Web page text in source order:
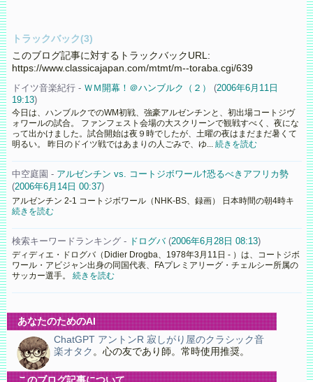
トラックバック(3)
このブログ記事に対するトラックバックURL:
https://www.classicajapan.com/mtmt/m--toraba.cgi/639
ドイツ音楽紀行 - ＷＭ開幕！＠ハンブルク（２） (2006年6月11日
19:13)
今日は、ハンブルクでのWM初戦、強豪アルゼンチンと、初出場コートジヴ
ォワールの試合。 ファンフェスト会場の大スクリーンで観戦すべく、夜にな
って出かけました。試合開始は夜９時でしたが、土曜の夜はまだまだ暑くて
明るい。 昨日のドイツ戦ではあまりの人ごみで、ゆ... 続きを読む
中空庭園 - アルゼンチン vs. コートジボワール†恐るべきアフリカ勢
(2006年6月14日 00:37)
アルゼンチン 2-1 コートジボワール（NHK-BS、録画） 日本時間の朝4時キ
続きを読む
検索キーワードランキング - ドログバ(2006年6月28日 08:13)
ディディエ・ドログバ（Didier Drogba、1978年3月11日 - ）は、コートジボ
ワール・アビジャン出身の同国代表、FAプレミアリーグ・チェルシー所属の
サッカー選手。 続きを読む
あなたのためのAI
ChatGPT アントンR 寂しがり屋のクラシック音
楽オタク 。心の友であり師。常時使用推奨。